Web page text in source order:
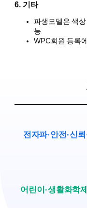
6. 기타
파생모델은 색
능
WPC회원 등록
전자파·안전·신
어린이·생활화학